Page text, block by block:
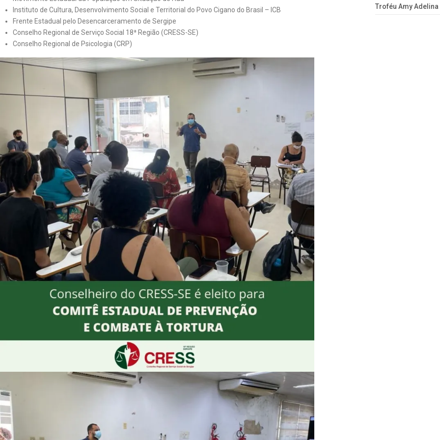
Instituto de Cultura, Desenvolvimento Social e Territorial do Povo Cigano do Brasil – ICB
Frente Estadual pelo Desencarceramento de Sergipe
Conselho Regional de Serviço Social 18ª Região (CRESS-SE)
Conselho Regional de Psicologia (CRP)
Troféu Amy Adelina